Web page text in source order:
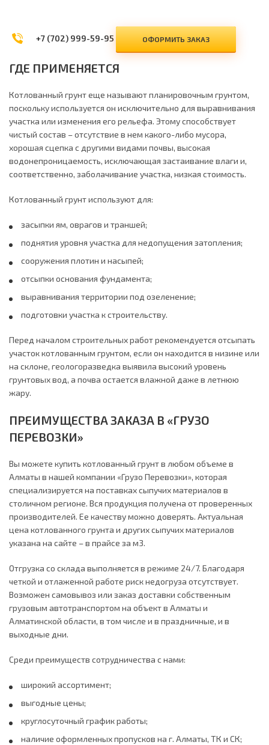
+7 (702) 999-59-95 ОФОРМИТЬ ЗАКАЗ
ГДЕ ПРИМЕНЯЕТСЯ
Котлованный грунт еще называют планировочным грунтом,
поскольку используется он исключительно для выравнивания
участка или изменения его рельефа. Этому способствует
чистый состав – отсутствие в нем какого-либо мусора,
хорошая сцепка с другими видами почвы, высокая
водонепроницаемость, исключающая застаивание влаги и,
соответственно, заболачивание участка, низкая стоимость.
Котлованный грунт используют для:
засыпки ям, оврагов и траншей;
поднятия уровня участка для недопущения затопления;
сооружения плотин и насыпей;
отсыпки основания фундамента;
выравнивания территории под озеленение;
подготовки участка к строительству.
Перед началом строительных работ рекомендуется отсыпать
участок котлованным грунтом, если он находится в низине или
на склоне, геологоразведка выявила высокий уровень
грунтовых вод, а почва остается влажной даже в летнюю
жару.
ПРЕИМУЩЕСТВА ЗАКАЗА В «ГРУЗО
ПЕРЕВОЗКИ»
Вы можете купить котлованный грунт в любом объеме в
Алматы в нашей компании «Грузо Перевозки», которая
специализируется на поставках сыпучих материалов в
столичном регионе. Вся продукция получена от проверенных
производителей. Ее качеству можно доверять. Актуальная
цена котлованного грунта и других сыпучих материалов
указана на сайте – в прайсе за м3.
Отгрузка со склада выполняется в режиме 24/7. Благодаря
четкой и отлаженной работе риск недогруза отсутствует.
Возможен самовывоз или заказ доставки собственным
грузовым автотранспортом на объект в Алматы и
Алматинской области, в том числе и в праздничные, и в
выходные дни.
Среди преимуществ сотрудничества с нами:
широкий ассортимент;
выгодные цены;
круглосуточный график работы;
наличие оформленных пропусков на г. Алматы, ТК и СК;